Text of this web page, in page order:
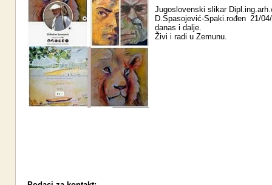
Jugoslovenski slikar
D.Spasojević-Spaki.rođen 21/
danas i dalje.
Živi i radi u Zemunu.